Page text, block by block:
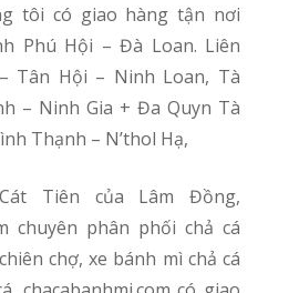
tôi có giao hàng tận nơi
Phú Hội – Đà Loan. Liên
Tân Hội – Ninh Loan, Tà
– Ninh Gia + Đa Quyn Tà
Thạnh – N’thol Hạ,
chuyên phân phối chả cá
chợ, xe bánh mì chả cá